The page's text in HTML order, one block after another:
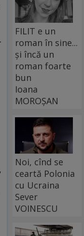
FILIT e un
roman în sine...
și încă un
roman foarte
bun
Ioana
MOROȘAN
Noi, cînd se
ceartă Polonia
cu Ucraina
Sever
VOINESCU